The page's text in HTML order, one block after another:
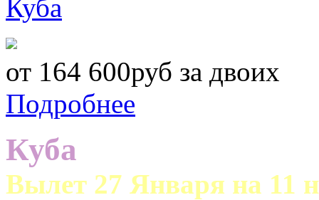
Куба
от 164 600руб за двоих
Подробнее
Куба
Вылет 27 Января на 11